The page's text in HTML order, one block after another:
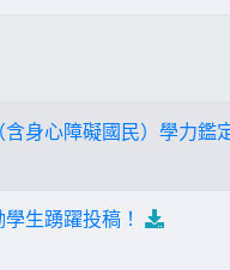
身心障礙國民）學力鑑
生踴躍投稿！